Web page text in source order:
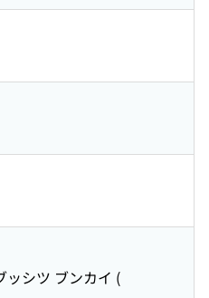
ッシツ ブンカイ (